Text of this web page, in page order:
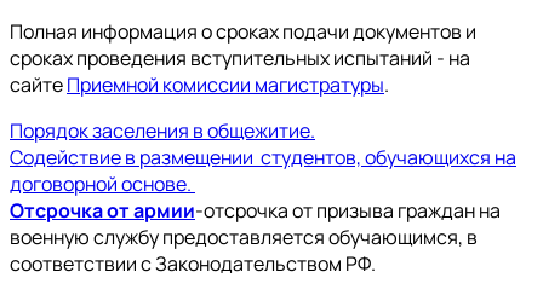
Полная информация о сроках подачи документов и
сроках проведения вступительных испытаний - на
сайтеПриемной комиссии магистратуры.
Порядок заселения в общежитие.
Содействие в размещении студентов, обучающихся на
договорной основе.
Отсрочка от армии-отсрочка от призыва граждан на
военную службу предоставляется обучающимся, в
соответствии с Законодательством РФ.